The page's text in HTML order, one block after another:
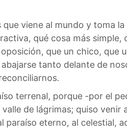
que viene al mundo y toma
qué cosa más
que un chico,
tanto delante de
terrenal, porque -por el
de lágrimas; quiso
paraíso eterno, al celestial,